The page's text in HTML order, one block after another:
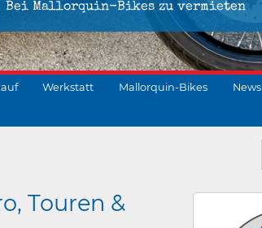
Bei Mallorquin-Bikes zu vermieten
Werkstatt Mallorquin-Bikes News
Touren &